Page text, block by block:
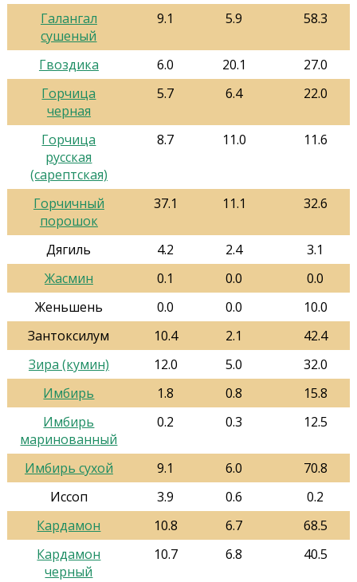
Галангал
сушеный
9.1 5.9 58.3
Гвоздика 6.0 20.1
27.0
Горчица
черная
5.7 6.4 22.0
Горчица
русская
(сарептская)
8.7 11.0 11.6
Горчичный
порошок
37.1 11.1 32.6
Дягиль 4.2 2.4
3.1
Жасмин
0.1 0.0
0.0
Женьшень
0.0 0.0
10.0
Зантоксилум
10.4 2.1
42.4
Зира (кумин)
12.0 5.0
32.0
Имбирь
1.8 0.8
15.8
Имбирь
маринованный
0.2 0.3 12.5
Имбирь сухой 9.1 6.0
70.8
Иссоп
3.9 0.6
0.2
Кардамон
10.8 6.7
68.5
Кардамон
черный
10.7 6.8 40.5